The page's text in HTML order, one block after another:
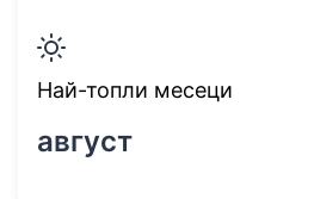
Най-топли месеци
август